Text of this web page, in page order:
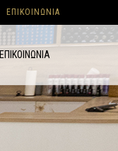
ΕΠΙΚΟΙΝΩΝΙΑ
ΕΠΙΚΟΙΝΩΝΙΑ